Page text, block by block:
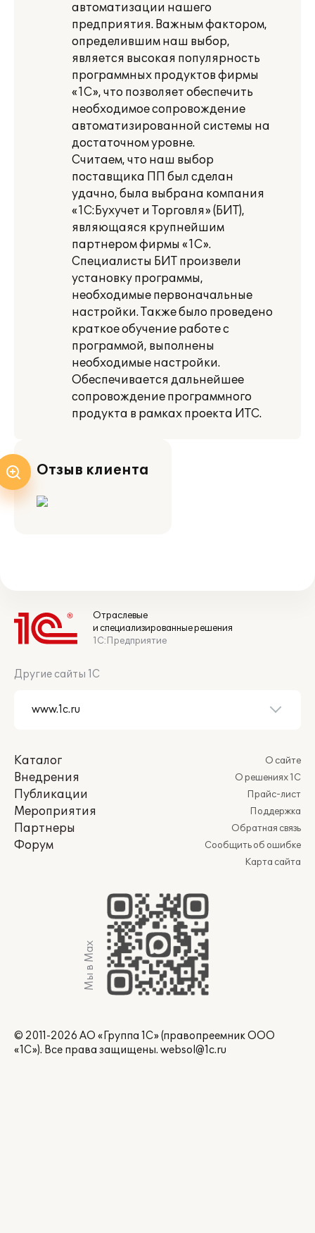
автоматизации нашего
предприятия. Важным фактором,
определившим наш выбор,
является высокая популярность
программных продуктов фирмы
«1С», что позволяет обеспечить
необходимое сопровождение
автоматизированной системы на
достаточном уровне.
Считаем, что наш выбор
поставщика ПП был сделан
удачно, была выбрана компания
«1С:Бухучет и Торговля» (БИТ),
являющаяся крупнейшим
партнером фирмы «1С».
Специалисты БИТ произвели
установку программы,
необходимые первоначальные
настройки. Также было проведено
краткое обучение работе с
программой, выполнены
необходимые настройки.
Обеспечивается дальнейшее
сопровождение программного
продукта в рамках проекта ИТС.
Отзыв клиента
Отраслевые
и специализированные решения
1С:Предприятие
Другие сайты 1С
Каталог
Внедрения
Публикации
Мероприятия
Партнеры
Форум
О сайте
О решениях 1С
Прайс-лист
Поддержка
Обратная связь
Сообщить об ошибке
Карта сайта
Мы в Max
© 2011-2026 АО «Группа 1С» (правопреемник ООО
«1С»). Все права защищены. websol@1c.ru